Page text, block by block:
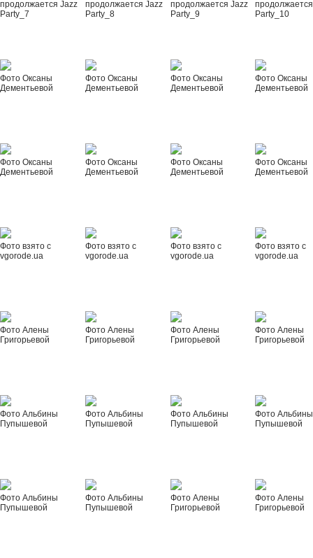
продолжается Jazz
Party_7
продолжается Jazz
Party_8
продолжается Jazz
Party_9
Party_10
Фото Оксаны
Дементьевой
Фото Оксаны
Дементьевой
Фото Оксаны
Дементьевой
Фото Оксаны
Дементьевой
Фото Оксаны
Дементьевой
Фото Оксаны
Дементьевой
Фото Оксаны
Дементьевой
Фото Оксаны
Дементьевой
Фото взято с
vgorode.ua
Фото взято с
vgorode.ua
Фото взято с
vgorode.ua
Фото взято с
vgorode.ua
Фото Алены
Григорьевой
Фото Алены
Григорьевой
Фото Алены
Григорьевой
Фото Алены
Григорьевой
Фото Альбины
Пупышевой
Фото Альбины
Пупышевой
Фото Альбины
Пупышевой
Фото Альбины
Пупышевой
Фото Альбины
Пупышевой
Фото Альбины
Пупышевой
Фото Алены
Григорьевой
Фото Алены
Григорьевой